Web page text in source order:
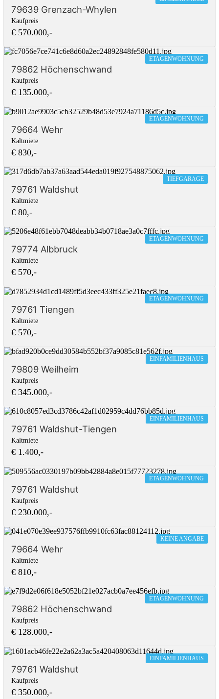
79639 Grenzach-Whylen
Kaufpreis
€ 570.000,-
ETAGENWOHNUNG
79862 Höchenschwand
Kaufpreis
€ 135.000,-
ETAGENWOHNUNG
79664 Wehr
Kaltmiete
€ 830,-
TIEFGARAGE
79761 Waldshut
Kaltmiete
€ 80,-
ETAGENWOHNUNG
79774 Albbruck
Kaltmiete
€ 570,-
ETAGENWOHNUNG
79761 Tiengen
Kaltmiete
€ 570,-
EINFAMILIENHAUS
79809 Weilheim
Kaufpreis
€ 345.000,-
EINFAMILIENHAUS
79761 Waldshut-Tiengen
Kaltmiete
€ 1.400,-
ETAGENWOHNUNG
79761 Waldshut
Kaufpreis
€ 230.000,-
KEINE ANGABE
79664 Wehr
Kaltmiete
€ 810,-
ETAGENWOHNUNG
79862 Höchenschwand
Kaufpreis
€ 128.000,-
EINFAMILIENHAUS
79761 Waldshut
Kaufpreis
€ 350.000,-